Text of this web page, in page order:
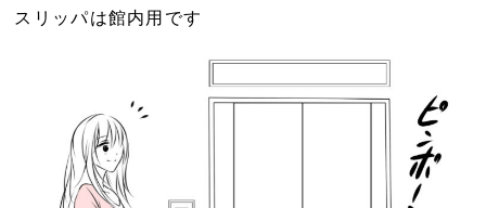
スリッパは館内用です